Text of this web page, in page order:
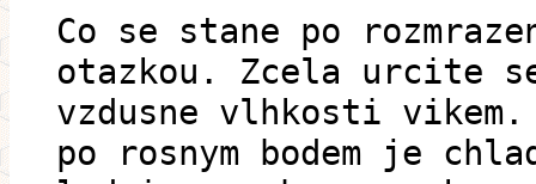
Co se stane po
otazkou. Zcela urcite
vzdusne vlhkosti
po rosnym bodem je